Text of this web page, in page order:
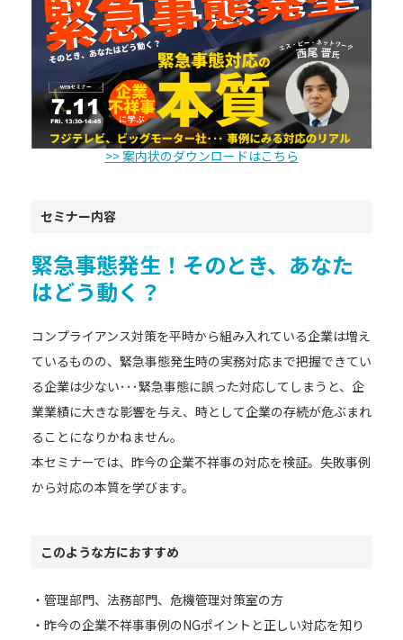
>> 案内状のダウンロードはこちら
セミナー内容
緊急事態発生！そのとき、あなた
はどう動く？
コンプライアンス対策を平時から組み入れている企業は増え
ているものの、緊急事態発生時の実務対応まで把握できてい
る企業は少ない･･･緊急事態に誤った対応してしまうと、企
業業績に大きな影響を与え、時として企業の存続が危ぶまれ
ることになりかねません。
本セミナーでは、昨今の企業不祥事の対応を検証。失敗事例
から対応の本質を学びます。
このような方におすすめ
・管理部門、法務部門、危機管理対策室の方
・昨今の企業不祥事事例のNGポイントと正しい対応を知り